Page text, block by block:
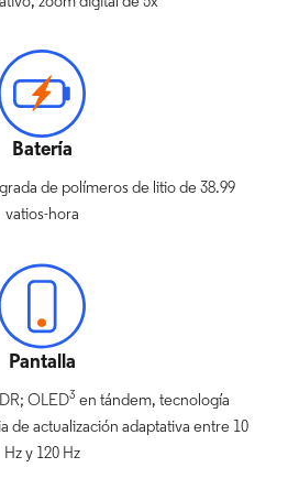
Batería
de polímeros de litio de 38.99
vatios-hora
Pantalla
OLED3 en tándem, tecnología
de actualización adaptativa entre 10
Hz y 120 Hz